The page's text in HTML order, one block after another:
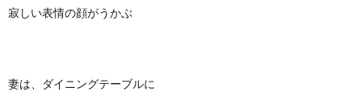
寂しい表情の顔がうかぶ
妻は、ダイニングテーブルに